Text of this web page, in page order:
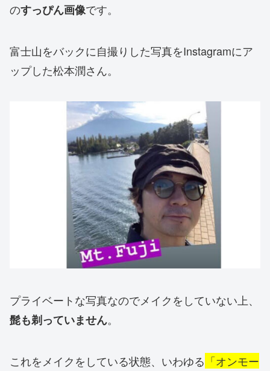
のすっぴん画像です。
富士山をバックに自撮りした写真をInstagramにア
ップした松本潤さん。
プライベートな写真なのでメイクをしていない上、
髭も剃っていません。
これをメイクをしている状態、いわゆる 「オンモー